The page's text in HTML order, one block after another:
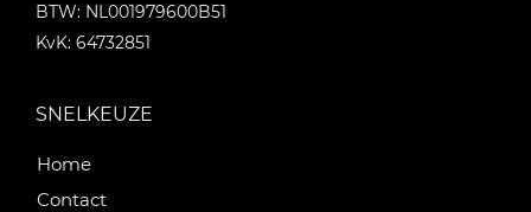
BTW: NL001979600B51
KvK: 64732851
SNELKEUZE
Home
Contact